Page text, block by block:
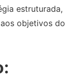
estruturada,
objetivos do